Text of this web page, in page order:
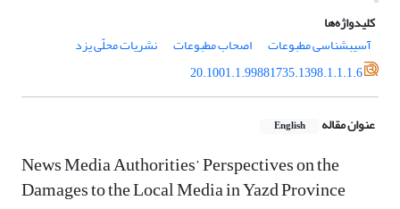
کلیدواژه‌ها
آسیبشناسی مطبوعات
اصحاب مطبوعات
نشریات محلّی یزد
20.1001.1.99881735.1398.1.1.1.6
عنوان مقاله English
News Media Authorities’ Perspectives on the
Damages to the Local Media in Yazd Province